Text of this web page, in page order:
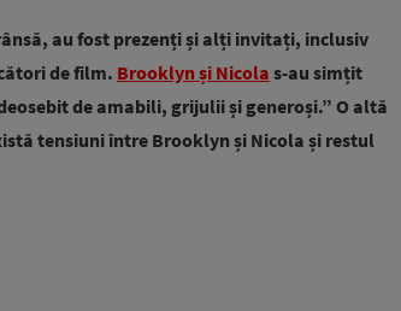
au fost prezenți și alți invitați, inclusiv
de film. Brooklyn și Nicola s-au simțit
de amabili, grijulii și generoși.” O altă
tensiuni între Brooklyn și Nicola și restul